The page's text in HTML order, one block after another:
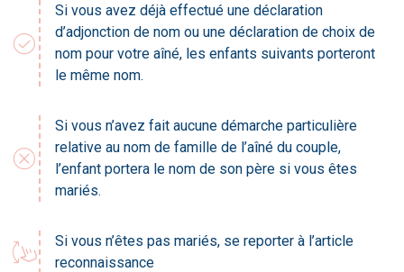
check_circle
Si vous avez déjà effectué une déclaration
d’adjonction de nom ou une déclaration de choix de
nom pour votre aîné, les enfants suivants porteront
le même nom.
cancel
Si vous n’avez fait aucune démarche particulière
relative au nom de famille de l’aîné du couple,
l’enfant portera le nom de son père si vous êtes
mariés.
swipe_vertical
Si vous n’êtes pas mariés, se reporter à l’article
reconnaissance